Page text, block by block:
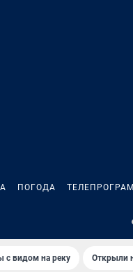
ПОГОДА
с видом на реку Открыли